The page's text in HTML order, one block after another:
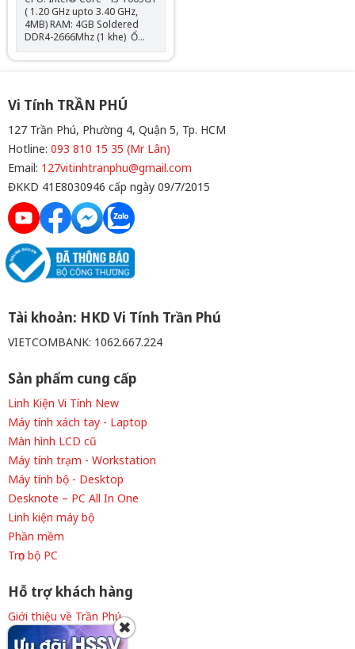
( 1.20 GHz upto 3.40 GHz,
4MB) RAM: 4GB Soldered
DDR4-2666Mhz (1 khe) Ổ
cứng: 128GB SSD M.2 2242
PCIe 3.0x4 NVMe VGA:
FHD (1920x1080) IPS Pin:
35WhCân nặng: 1.7 kg Màu
sắc: Abyss Blue
Vi Tính TRẦN PHÚ
127 Trần Phú, Phường 4, Quận 5, Tp. HCM
Hotline: 093 810 15 35 (Mr Lân)
Email: 127vitinhtranphu@gmail.com
ĐKKD 41E8030946 cấp ngày 09/7/2015
Tài khoản: HKD Vi Tính Trần Phú
VIETCOMBANK: 1062.667.224
Sản phẩm cung cấp
Linh Kiện Vi Tính New
Máy tính xách tay - Laptop
Màn hình LCD cũ
Máy tính trạm - Workstation
Máy tính bộ - Desktop
Desknote – PC All In One
Linh kiện máy bộ
Phần mềm
Trọn bộ PC
Hỗ trợ khách hàng
Giới thiệu về Trần Phú
Thông tin tuyển dụng✖